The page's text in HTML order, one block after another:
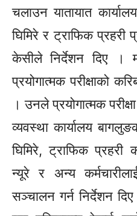
चलाउन यातायात
घिमिरे र ट्राफिक प्रहरी
केसीले निर्देशन दिए ।
प्रयोगात्मक परीक्षाको
। उनले प्रयोगात्मक
व्यवस्था कार्यालय
घिमिरे, ट्राफिक प्रहरी
न्यूरे र अन्य
सञ्चालन गर्न निर्देशन